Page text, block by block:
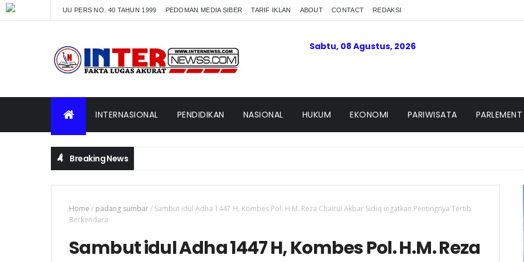
UU PERS NO. 40 TAHUN 1999 PEDOMAN MEDIA SIBER TARIF IKLAN ABOUT CONTACT REDAKSI
Sabtu, 08 Agustus, 2026
INTERNASIONAL PENDIDIKAN NASIONAL HUKUM EKONOMI PARIWISATA PARLEMENT
Breaking News
Home / padang sumbar/ Sambut idul Adha 1447 H, Kombes Pol. H.M. Reza Chairul Akbar Sidiq ingatkan Pentingnya Tertib
Berkendara
Sambut idul Adha 1447 H, Kombes Pol. H.M. Reza